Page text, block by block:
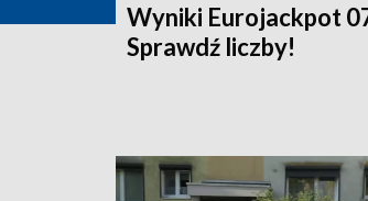
Wyniki Eurojackpot
Sprawdź liczby!